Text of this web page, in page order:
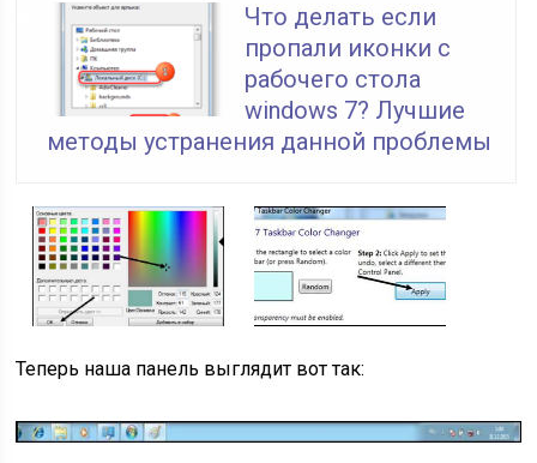
Что делать если
пропали иконки с
рабочего стола
windows 7? Лучшие
методы устранения данной проблемы
Теперь наша панель выглядит вот так: